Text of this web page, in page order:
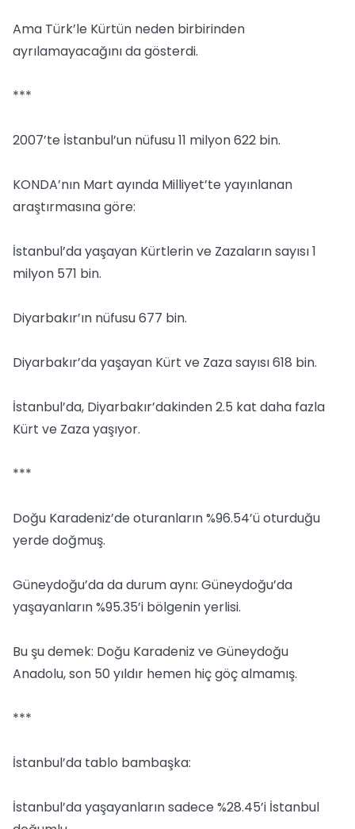
Ama Türk’le Kürtün neden birbirinden
ayrılamayacağını da gösterdi.
***
2007’te İstanbul’un nüfusu 11 milyon 622 bin.
KONDA’nın Mart ayında Milliyet’te yayınlanan
araştırmasına göre:
İstanbul’da yaşayan Kürtlerin ve Zazaların sayısı 1
milyon 571 bin.
Diyarbakır’ın nüfusu 677 bin.
Diyarbakır’da yaşayan Kürt ve Zaza sayısı 618 bin.
İstanbul’da, Diyarbakır’dakinden 2.5 kat daha fazla
Kürt ve Zaza yaşıyor.
***
Doğu Karadeniz’de oturanların %96.54’ü oturduğu
yerde doğmuş.
Güneydoğu’da da durum aynı: Güneydoğu’da
yaşayanların %95.35’i bölgenin yerlisi.
Bu şu demek: Doğu Karadeniz ve Güneydoğu
Anadolu, son 50 yıldır hemen hiç göç almamış.
***
İstanbul’da tablo bambaşka:
İstanbul’da yaşayanların sadece %28.45’i İstanbul